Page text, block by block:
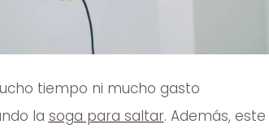
tiempo ni mucho gasto
la soga para saltar. Además, este